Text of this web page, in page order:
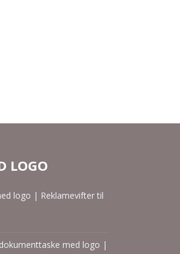
LOGO
logo | Reklamevifter til
med logo |